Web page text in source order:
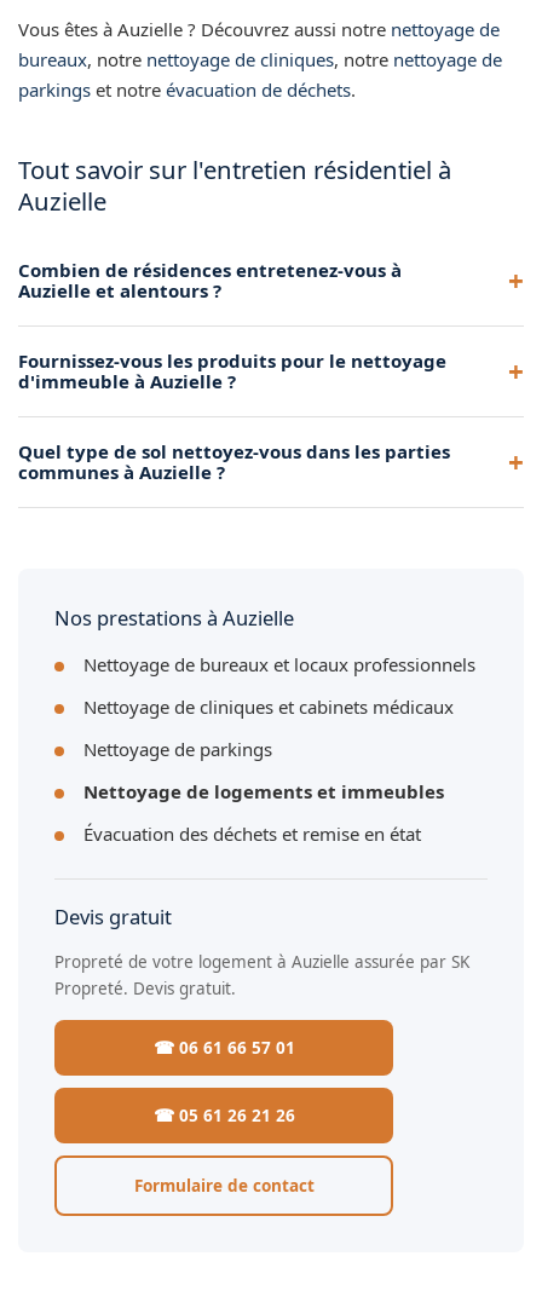
Vous êtes à Auzielle ? Découvrez aussi notre nettoyage de
bureaux, notre nettoyage de cliniques, notre nettoyage de
parkings et notre évacuation de déchets.
Tout savoir sur l'entretien résidentiel à
Auzielle
Combien de résidences entretenez-vous à
Auzielle et alentours ?
métropole toulousaine, dont plusieurs à Auzielle. Contactez-
Fournissez-vous les produits pour le nettoyage
d'immeuble à Auzielle ?
nécessaires à l'entretien de votre immeuble à Auzielle.
Quel type de sol nettoyez-vous dans les parties
communes à Auzielle ?
Nos prestations à Auzielle
Nettoyage de bureaux et locaux professionnels
Nettoyage de cliniques et cabinets médicaux
Nettoyage de parkings
Nettoyage de logements et immeubles
Évacuation des déchets et remise en état
Devis gratuit
Propreté de votre logement à Auzielle assurée par SK
Propreté. Devis gratuit.
☎ 06 61 66 57 01
☎ 05 61 26 21 26
Formulaire de contact